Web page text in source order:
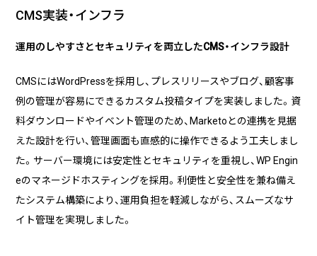
CMS実装・インフラ
運用のしやすさとセキュリティを両立したCMS・インフラ設計
CMSにはWordPressを採用し、プレスリリースやブログ、顧客事
例の管理が容易にできるカスタム投稿タイプを実装しました。資
料ダウンロードやイベント管理のため、Marketoとの連携を見据
えた設計を行い、管理画面も直感的に操作できるよう工夫しまし
た。サーバー環境には安定性とセキュリティを重視し、WP Engin
eのマネージドホスティングを採用。利便性と安全性を兼ね備え
たシステム構築により、運用負担を軽減しながら、スムーズなサ
イト管理を実現しました。